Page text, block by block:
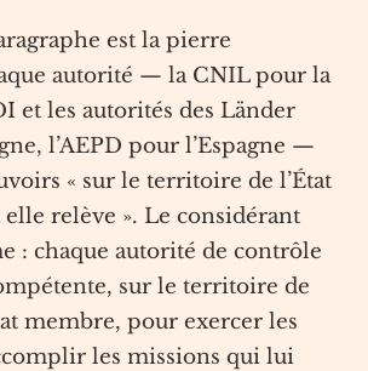
est la pierre
autorité — la CNIL pour la
et les autorités des Länder
l’AEPD pour l’Espagne —
« sur le territoire de l’État
relève ». Le considérant
: chaque autorité de contrôle
sur le territoire de
membre, pour exercer les
les missions qui lui